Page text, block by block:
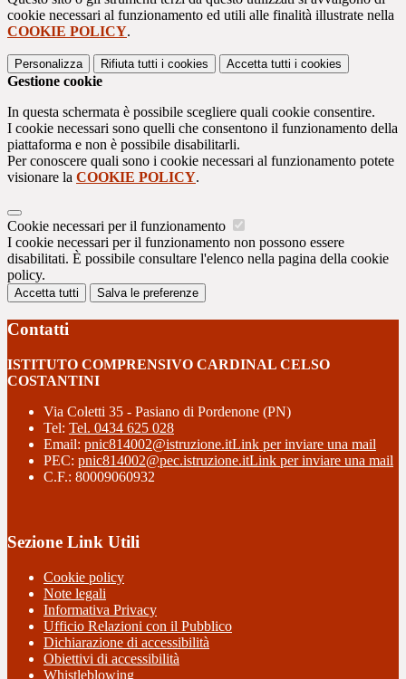
cookie necessari al funzionamento ed utili alle finalità illustrate nella
COOKIE POLICY.
Personalizza Rifiuta tutti i cookies Accetta tutti i cookies
Gestione cookie
In questa schermata è possibile scegliere quali cookie consentire.
I cookie necessari sono quelli che consentono il funzionamento della
piattaforma e non è possibile disabilitarli.
Per conoscere quali sono i cookie necessari al funzionamento potete
visionare la COOKIE POLICY.
Cookie necessari per il funzionamento
I cookie necessari per il funzionamento non possono essere
disabilitati. È possibile consultare l'elenco nella pagina della cookie
policy.
Accetta tutti Salva le preferenze
Contatti
ISTITUTO COMPRENSIVO CARDINAL CELSO
COSTANTINI
Via Coletti 35 - Pasiano di Pordenone (PN)
Tel: Tel. 0434 625 028
Email: pnic814002@istruzione.itLink per inviare una mail
PEC: pnic814002@pec.istruzione.itLink per inviare una mail
C.F.: 80009060932
Sezione Link Utili
Cookie policy
Note legali
Informativa Privacy
Ufficio Relazioni con il Pubblico
Dichiarazione di accessibilità
Obiettivi di accessibilità
Whistleblowing